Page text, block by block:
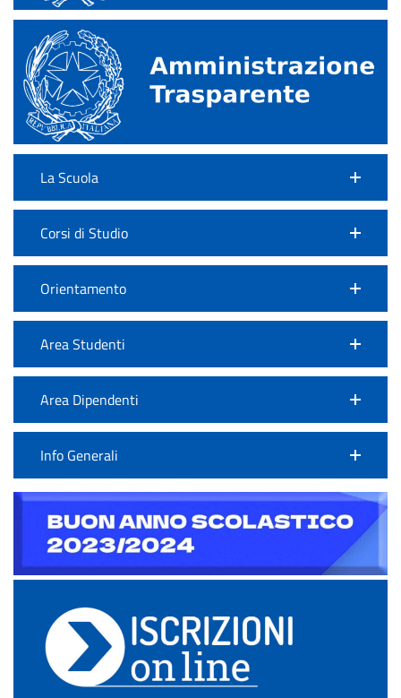
La Scuola
Corsi di Studio
Orientamento
Area Studenti
Area Dipendenti
Info Generali